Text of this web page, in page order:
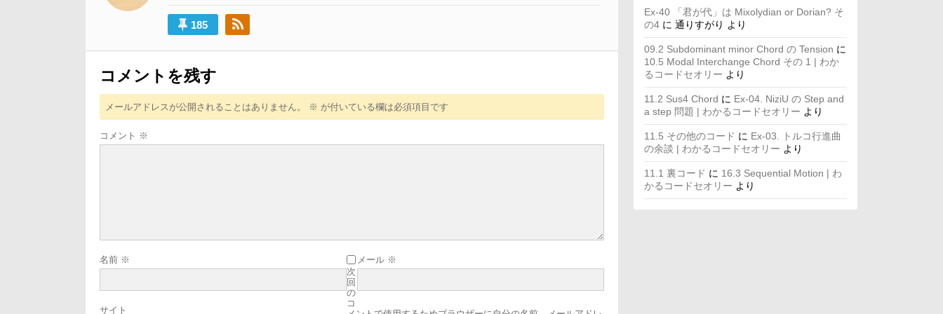
ー
ョ
ン
185
コメントを残す
メールアドレスが公開されることはありません。 ※ が付いている欄は必須項目です
コメント ※
名前 ※ メール ※
サイト
次
回
の
コ
Ex-40 「君が代」は Mixolydian or Dorian? そ
の4 に 通りすがり より
09.2 Subdominant minor Chord の Tension に
10.5 Modal Interchange Chord その 1 | わか
るコードセオリー より
11.2 Sus4 Chord に Ex-04. NiziU の Step and
a step 問題 | わかるコードセオリー より
11.5 その他のコード に Ex-03. トルコ行進曲
の余談 | わかるコードセオリー より
11.1 裏コード に 16.3 Sequential Motion | わ
かるコードセオリー より